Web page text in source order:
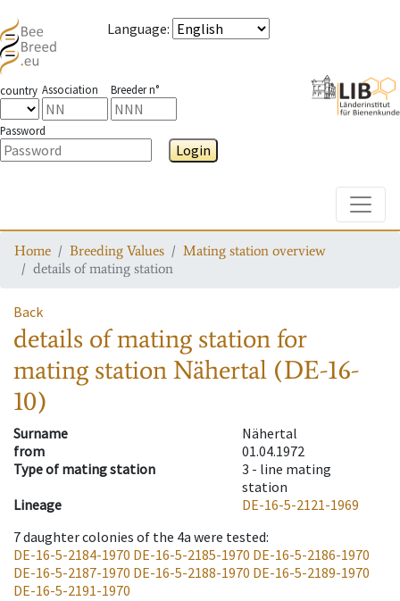
Language:
country Association Breeder n°
Password
Login
Home Breeding Values
Mating station overview
details of mating station
Back
details of mating stationfor
mating stationNähertal (DE-16-
10)
Surname
Nähertal
from
01.04.1972
Type of mating station
3 - line mating
station
Lineage
DE-16-5-2121-1969
7daughter colonies of the 4a were tested:
DE-16-5-2184-1970 DE-16-5-2185-1970 DE-16-5-2186-1970
DE-16-5-2187-1970 DE-16-5-2188-1970 DE-16-5-2189-1970
DE-16-5-2191-1970